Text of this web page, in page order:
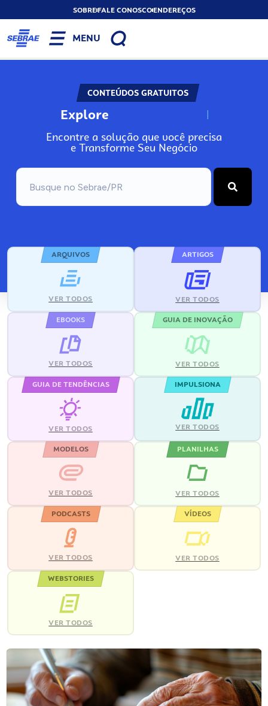
SOBREFALE CONOSCOENDEREÇOS
MENU
CONTEÚDOS GRATUITOS
Explore N
Encontre a solução que você precisa
e Transforme Seu Negócio
ARQUIVOS
VER TODOS
ARTIGOS
VER TODOS
EBOOKS
VER TODOS
GUIA DE INOVAÇÃO
VER TODOS
GUIA DE TENDÊNCIAS
VER TODOS
IMPULSIONA
VER TODOS
MODELOS
VER TODOS
PLANILHAS
VER TODOS
PODCASTS
VER TODOS
VÍDEOS
VER TODOS
WEBSTORIES
VER TODOS